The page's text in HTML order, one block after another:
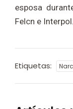
esposa
Felcn e Interpol.
Etiquetas: